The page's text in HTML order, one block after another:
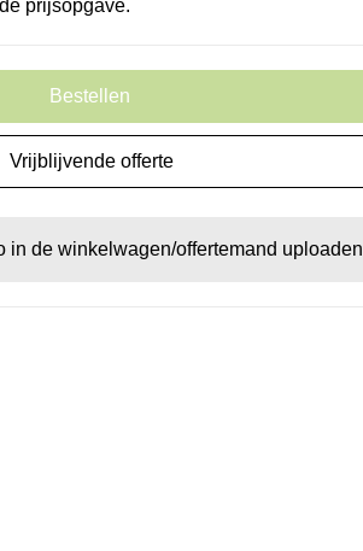
prijsopgave.
Bestellen
Vrijblijvende offerte
in de winkelwagen/offertemand uploaden